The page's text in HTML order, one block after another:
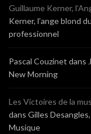
Guillaume Kerner,
Kerner, l’ange blond
professionnel
Pascal Couzinet dans
New Morning
Les Victoires de la
dans Gilles
Musique